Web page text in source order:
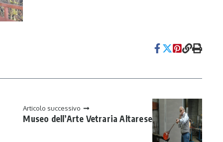
Articolo successivo
Museo dell’Arte Vetraria Altarese